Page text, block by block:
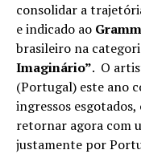
consolidar a
e indicado ao
brasileiro na
Imaginário”. O
(Portugal) este ano
ingressos
retornar agora com
justamente por